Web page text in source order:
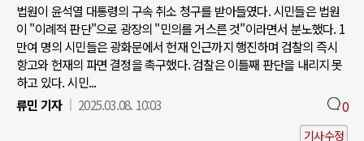
법원이 윤석열 대통령의 구속 취소 청구를 받아들였다. 시민들은 법원
이 "이례적 판단"으로 광장의 "민의를 거스른 것"이라면서 분노했다. 1
만여 명의 시민들은 광화문에서 헌재 인근까지 행진하며 검찰의 즉시
항고와 헌재의 파면 결정을 촉구했다. 검찰은 이틀째 판단을 내리지 못
하고 있다. 시민...
류민 기자
2025.03.08. 10:03 0
기사수정